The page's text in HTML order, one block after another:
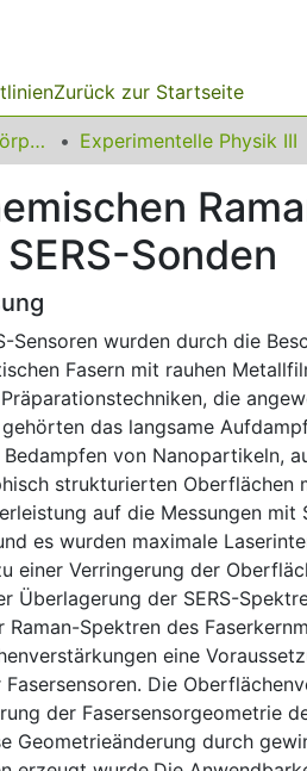
Zurück zur Startseite
Experimentelle Festkörperphysik Experimentelle Physik III
Sonden
Sensoren wurden durch die
Fasern mit rauhen
die
das langsame
von Nanopartikeln,
strukturierten Oberflächen
auf die Messungen mit
es wurden maximale
einer Verringerung der
Überlagerung der SERS-
Raman-Spektren des
eine
Die
der Fasersensorgeometrie
Geometrieänderung durch